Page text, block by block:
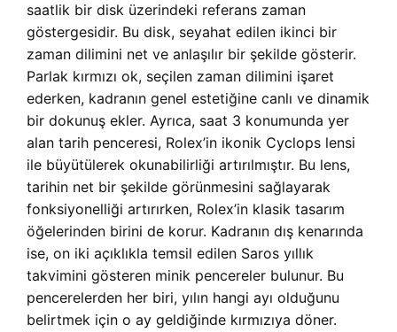
saatlik bir disk üzerindeki referans zaman
göstergesidir. Bu disk, seyahat edilen ikinci bir
zaman dilimini net ve anlaşılır bir şekilde gösterir.
Parlak kırmızı ok, seçilen zaman dilimini işaret
ederken, kadranın genel estetiğine canlı ve dinamik
bir dokunuş ekler. Ayrıca, saat 3 konumunda yer
alan tarih penceresi, Rolex’in ikonik Cyclops lensi
ile büyütülerek okunabilirliği artırılmıştır. Bu lens,
tarihin net bir şekilde görünmesini sağlayarak
fonksiyonelliği artırırken, Rolex’in klasik tasarım
öğelerinden birini de korur. Kadranın dış kenarında
ise, on iki açıklıkla temsil edilen Saros yıllık
takvimini gösteren minik pencereler bulunur. Bu
pencerelerden her biri, yılın hangi ayı olduğunu
belirtmek için o ay geldiğinde kırmızıya döner.